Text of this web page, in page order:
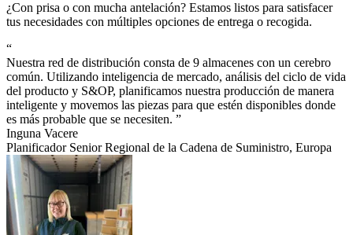
¿Con prisa o con mucha antelación? Estamos listos para satisfacer
tus necesidades con múltiples opciones de entrega o recogida.
“
Nuestra red de distribución consta de 9 almacenes con un cerebro
común. Utilizando inteligencia de mercado, análisis del ciclo de vida
del producto y S&OP, planificamos nuestra producción de manera
inteligente y movemos las piezas para que estén disponibles donde
es más probable que se necesiten. ”
Inguna Vacere
Planificador Senior Regional de la Cadena de Suministro, Europa